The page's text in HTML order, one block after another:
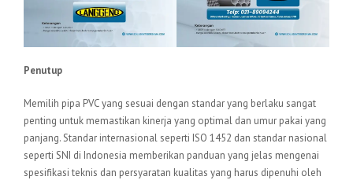
Penutup
Memilih pipa PVC yang sesuai dengan standar yang berlaku sangat
penting untuk memastikan kinerja yang optimal dan umur pakai yang
panjang. Standar internasional seperti ISO 1452 dan standar nasional
seperti SNI di Indonesia memberikan panduan yang jelas mengenai
spesifikasi teknis dan persyaratan kualitas yang harus dipenuhi oleh